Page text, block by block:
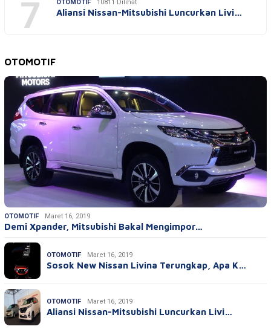
7 OTOMOTIF 10811 Dilihat
Aliansi Nissan-Mitsubishi Luncurkan Livi…
OTOMOTIF
OTOMOTIF Maret 16, 2019
Demi Xpander, Mitsubishi Bakal Mengimpor…
OTOMOTIF Maret 16, 2019
Sosok New Nissan Livina Terungkap, Apa K…
OTOMOTIF Maret 16, 2019
Aliansi Nissan-Mitsubishi Luncurkan Livi…